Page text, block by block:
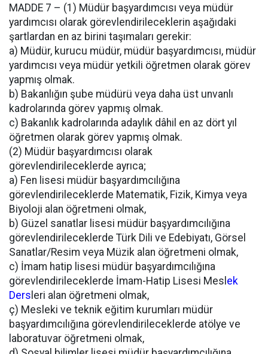
MADDE 7 – (1) Müdür başyardımcısı veya müdür
yardımcısı olarak görevlendirileceklerin aşağıdaki
şartlardan en az birini taşımaları gerekir:
a) Müdür, kurucu müdür, müdür başyardımcısı, müdür
yardımcısı veya müdür yetkili öğretmen olarak görev
yapmış olmak.
b) Bakanlığın şube müdürü veya daha üst unvanlı
kadrolarında görev yapmış olmak.
c) Bakanlık kadrolarında adaylık dâhil en az dört yıl
öğretmen olarak görev yapmış olmak.
(2) Müdür başyardımcısı olarak
görevlendirileceklerde ayrıca;
a) Fen lisesi müdür başyardımcılığına
görevlendirileceklerde Matematik, Fizik, Kimya veya
Biyoloji alan öğretmeni olmak,
b) Güzel sanatlar lisesi müdür başyardımcılığına
görevlendirileceklerde Türk Dili ve Edebiyatı, Görsel
Sanatlar/Resim veya Müzik alan öğretmeni olmak,
c) İmam hatip lisesi müdür başyardımcılığına
görevlendirileceklerde İmam-Hatip Lisesi Mesl ek
Ders leri alan öğretmeni olmak,
ç) Mesleki ve teknik eğitim kurumları müdür
başyardımcılığına görevlendirileceklerde atölye ve
laboratuvar öğretmeni olmak,